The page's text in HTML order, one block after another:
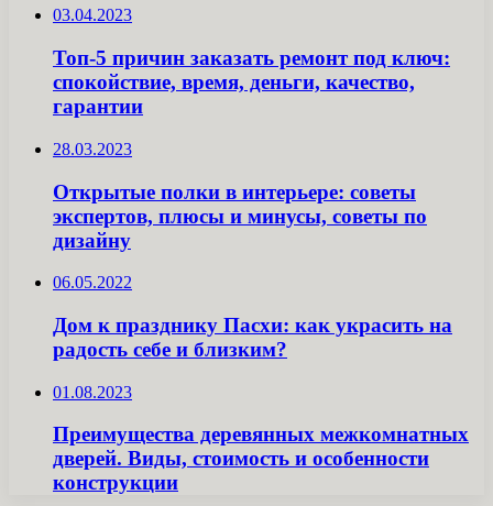
03.04.2023
Топ-5 причин заказать ремонт под ключ:
спокойствие, время, деньги, качество,
гарантии
28.03.2023
Открытые полки в интерьере: советы
экспертов, плюсы и минусы, советы по
дизайну
06.05.2022
Дом к празднику Пасхи: как украсить на
радость себе и близким?
01.08.2023
Преимущества деревянных межкомнатных
дверей. Виды, стоимость и особенности
конструкции